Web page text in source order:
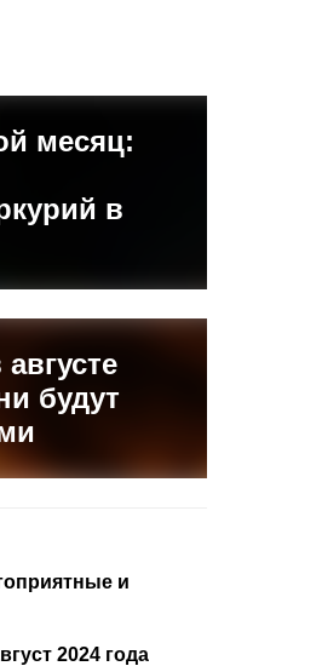
месяц:
в
будут
и
2024 года